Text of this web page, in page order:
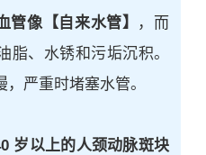
管像【自来水管】
，而
脂、水锈和污垢沉积。
严重时堵塞水管。
岁以上的人颈动脉斑块